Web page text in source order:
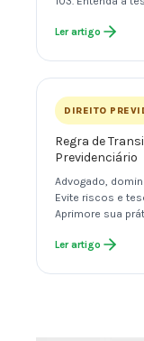
Ler artigo
DIREITO
Regra de
Previdenciário
Advogado,
Evite riscos e
Aprimore sua
Ler artigo